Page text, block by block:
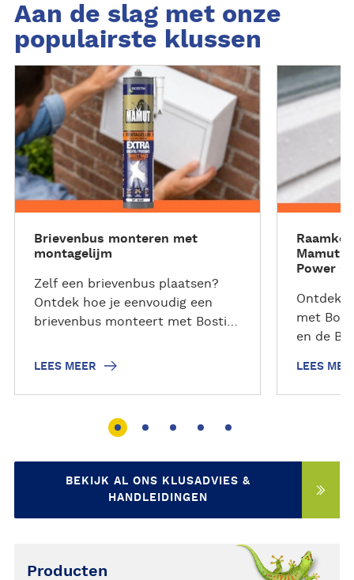
materialen.
Aan de slag met onze
populairste klussen
e
s
m
e
Brievenbus monteren met
montagelijm
Zelf een brievenbus plaatsen?
Ontdek hoe je eenvoudig een
brievenbus monteert met Bostik
hechting zonder schroeven.
LEES MEER
e
e
s
e
r
Mamut
Power
Ontdek
met
en de
LEES
BEKIJK AL ONS KLUSADVIES &
HANDLEIDINGEN
Producten